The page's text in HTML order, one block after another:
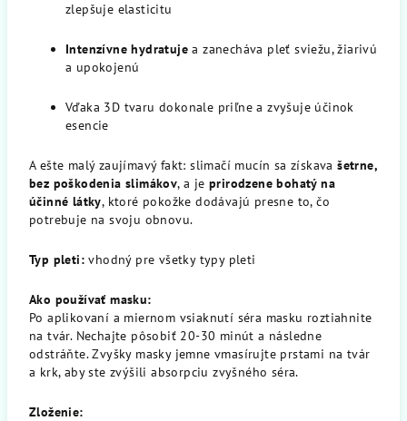
zlepšuje elasticitu
Intenzívne hydratuje a zanecháva pleť sviežu, žiarivú
a upokojenú
Vďaka 3D tvaru dokonale priľne a zvyšuje účinok
esencie
A ešte malý zaujímavý fakt: slimačí mucín sa získavašetrne,
bez poškodenia slimákov, a jeprirodzene bohatý na
účinné látky, ktoré pokožke dodávajú presne to, čo
potrebuje na svoju obnovu.
Typ pleti: vhodný pre všetky typy pleti
Ako používať masku:
Po aplikovaní a miernom vsiaknutí séra masku roztiahnite
na tvár. Nechajte pôsobiť 20-30 minút a následne
odstráňte. Zvyšky masky jemne vmasírujte prstami na tvár
a krk, aby ste zvýšili absorpciu zvyšného séra.
Zloženie: